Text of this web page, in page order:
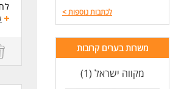
לכתבות נוספות>
משרות בערים קרובות
מקווה ישראל (1)